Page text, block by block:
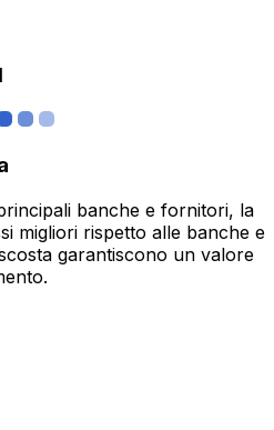
banche e fornitori, la
migliori rispetto alle banche e
garantiscono un valore